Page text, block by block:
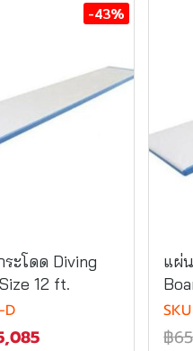
-43%
ะโดด Diving
12 ft.
D
แผ่
฿